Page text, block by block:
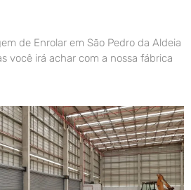
de Enrolar em São Pedro da Aldeia
você irá achar com a nossa fábrica